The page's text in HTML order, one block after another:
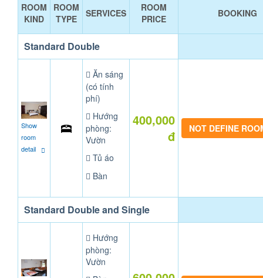
ROOM
KIND
ROOM
TYPE
SERVICES
ROOM
PRICE
BOOKING
Standard Double
Show
room
detail
Ăn sáng
(có tính
phí)
Hướng
phòng:
Vườn
Tủ áo
Bàn
400,000
đ
NOT DEFINE
Standard Double and Single
Hướng
phòng:
Vườn